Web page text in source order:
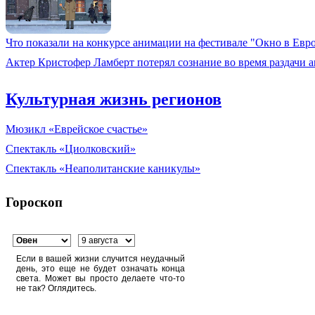
Что показали на конкурсе анимации на фестивале "Окно в
Актер Кристофер Ламберт потерял сознание во время раздачи
Культурная жизнь регионов
Мюзикл «Еврейское счастье»
Спектакль «Циолковский»
Спектакль «Неаполитанские каникулы»
Гороскоп
Если в вашей жизни случится неудачный
день, это еще не будет означать конца
света. Может вы просто делаете что-то
не так? Оглядитесь.